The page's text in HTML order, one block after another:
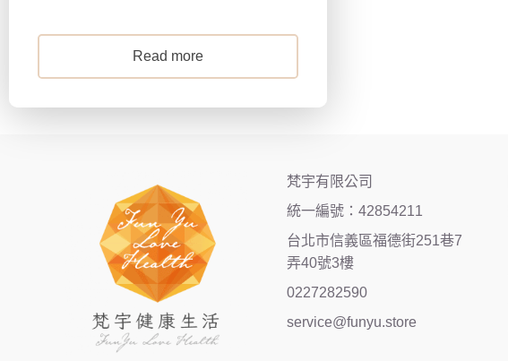
Read more
梵宇有限公司
統一編號：42854211
台北市信義區福德街251巷7
弄40號3樓
0227282590
service@funyu.store